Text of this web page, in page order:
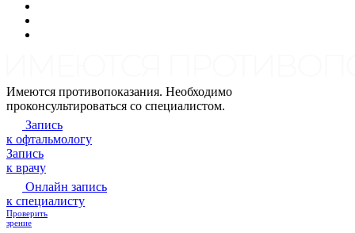
Имеются противопоказания. Необходимо
проконсультироваться со специалистом.
Запись
к офтальмологу
Запись
к врачу
Онлайн запись
к специалисту
Проверить
зрение